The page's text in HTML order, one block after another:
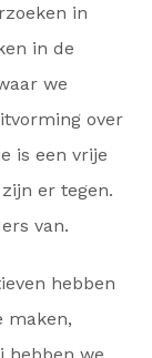
in
in de
we
over
is een vrije
er tegen.
van.
hebben
maken,
hebben we